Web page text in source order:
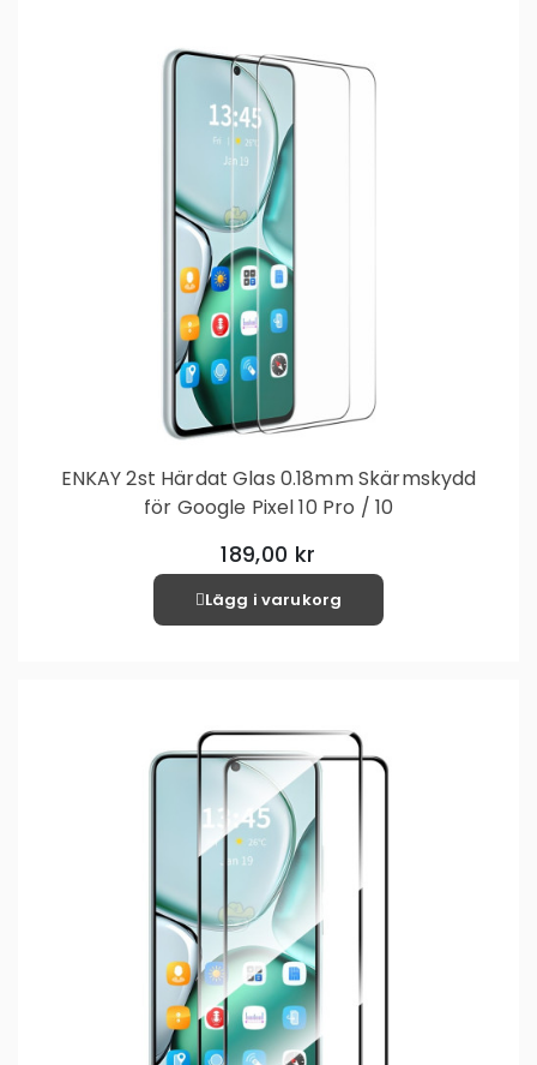
ENKAY 2st Härdat Glas 0.18mm Skärmskydd
för Google Pixel 10 Pro / 10
189,00 kr
Lägg i varukorg